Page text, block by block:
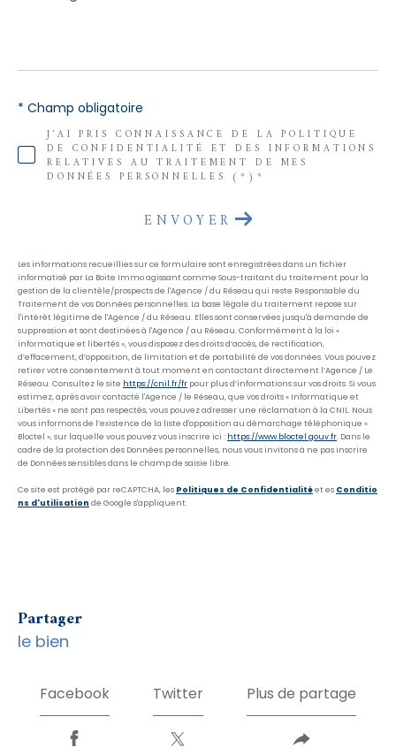
J'AI PRIS CONNAISSANCE DE LA POLITIQUE
DE CONFIDENTIALITÉ ET DES INFORMATIONS
RELATIVES AU TRAITEMENT DE MES
DONNÉES PERSONNELLES (*)*
* Champ obligatoire
ENVOYER
Les informations recueillies sur ce formulaire sont enregistrées dans un fichier
informatisé par La Boite Immo agissant comme Sous-traitant du traitement pour la
gestion de la clientèle/prospects de l'Agence / du Réseau qui reste Responsable du
Traitement de vos Données personnelles. La base légale du traitement repose sur
l'intérêt légitime de l'Agence / du Réseau. Elles sont conservées jusqu'à demande de
suppression et sont destinées à l'Agence / au Réseau. Conformément à la loi «
informatique et libertés », vous disposez des droits d’accès, de rectification,
d’effacement, d’opposition, de limitation et de portabilité de vos données. Vous pouvez
retirer votre consentement à tout moment en contactant directement l’Agence / Le
Réseau. Consultez le site https://cnil.fr/fr pour plus d’informations sur vos droits. Si vous
estimez, après avoir contacté l'Agence / le Réseau, que vos droits « Informatique et
Libertés » ne sont pas respectés, vous pouvez adresser une réclamation à la CNIL. Nous
vous informons de l’existence de la liste d'opposition au démarchage téléphonique «
Bloctel », sur laquelle vous pouvez vous inscrire ici : https://www.bloctel.gouv.fr. Dans le
cadre de la protection des Données personnelles, nous vous invitons à ne pas inscrire
de Données sensibles dans le champ de saisie libre.
Ce site est protégé par reCAPTCHA, les Politiques de Confidentialitéet es Conditio
ns d'utilisation de Google s'appliquent.
partager
le bien
Facebook Twitter Plus de partage